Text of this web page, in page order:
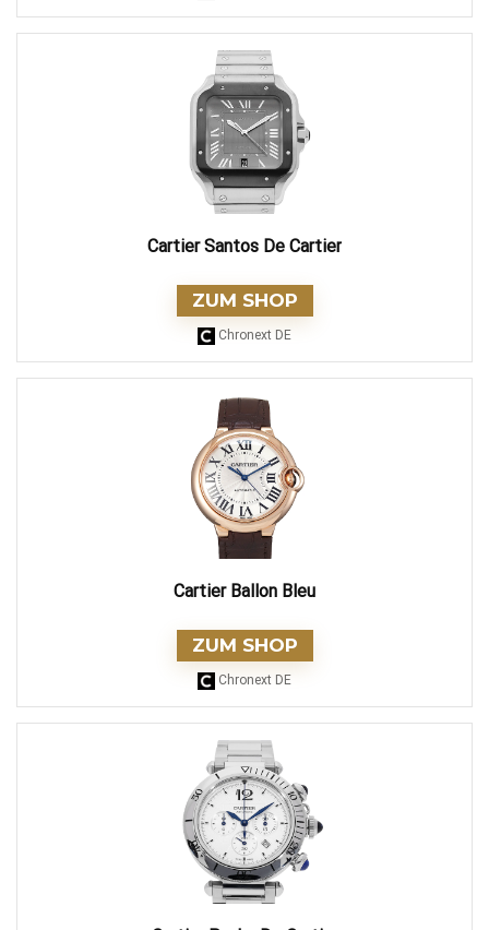
Cartier Santos De Cartier
ZUM SHOP
Chronext DE
Cartier Ballon Bleu
ZUM SHOP
Chronext DE